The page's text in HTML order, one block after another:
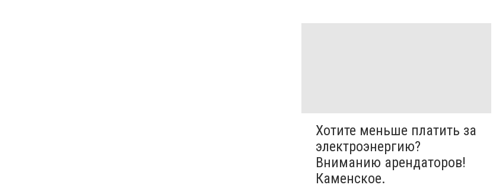
Хотите меньше платить за
электроэнергию?
Вниманию арендаторов!
Каменское.